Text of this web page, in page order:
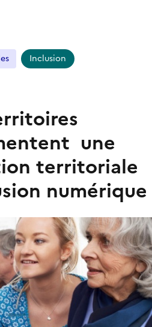
Inclusion
une
territoriale
numérique